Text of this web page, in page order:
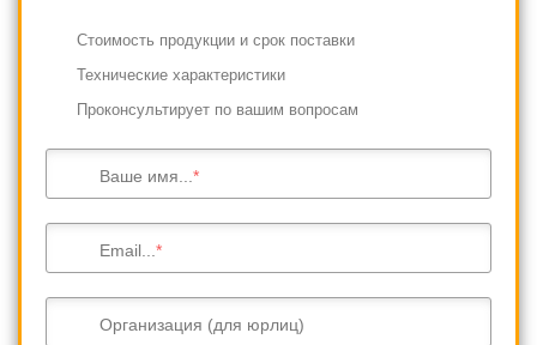
Cтоимость продукции и срок поставки
Технические характеристики
Проконсультирует по вашим вопросам
Ваше имя...
Email...
Организация (для юрлиц)